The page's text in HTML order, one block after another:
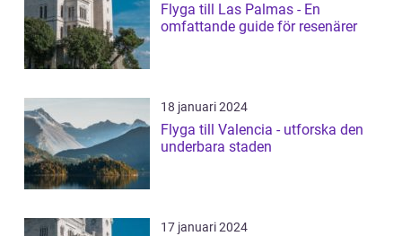
Flyga till Las Palmas - En
omfattande guide för resenärer
18 januari 2024
Flyga till Valencia - utforska den
underbara staden
17 januari 2024